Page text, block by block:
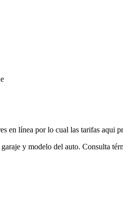
en línea por lo cual las tarifas aqui
y modelo del auto. Consulta